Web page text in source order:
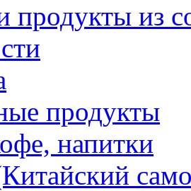
продукты из
продукты
напитки